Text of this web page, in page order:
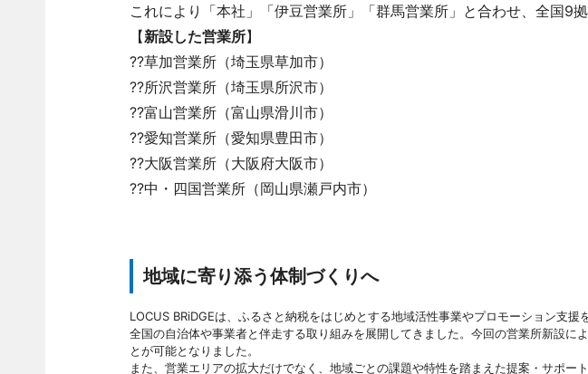
これにより「本社」「伊豆営業所」「群馬営業所」と合わせ、全国9拠
【新設した営業所】
??草加営業所（埼玉県草加市）
??所沢営業所（埼玉県所沢市）
??富山営業所（富山県滑川市）
??愛知営業所（愛知県豊田市）
??大阪営業所（大阪府大阪市）
??中・四国営業所（岡山県瀬戸内市）
地域に寄り添う体制づくりへ
LOCUS BRiDGEは、ふるさと納税をはじめとする地域活性事業やプロモーション支援
全国の自治体や事業者と伴走する取り組みを展開してきました。今回の営業所新設に
とが可能となりました。
また、営業エリアの拡大だけでなく、地域ごとの課題や特性を踏まえた提案・サポー